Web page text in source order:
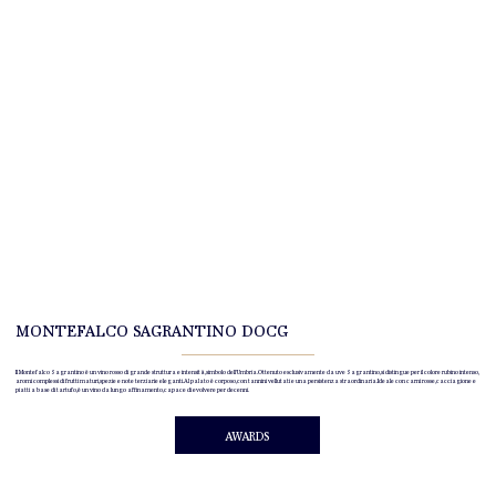
MONTEFALCO SAGRANTINO DOCG
Il Montefalco Sagrantino è un vino rosso di grande struttura e intensità, simbolo dell’Umbria. Ottenuto esclusivamente da uve Sagrantino, si distingue per il colore rubino intenso,
aromi complessi di frutti maturi, spezie e note terziarie eleganti. Al palato è corposo, con tannini vellutati e una persistenza straordinaria. Ideale con carni rosse, cacciagione e
piatti a base di tartufo, è un vino da lungo affinamento, capace di evolvere per decenni.
AWARDS